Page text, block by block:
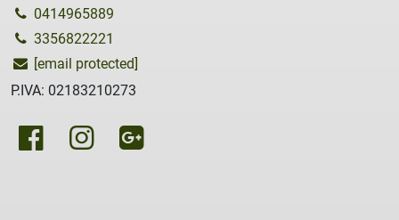
0414965889
3356822221
[email protected]
P.IVA: 02183210273